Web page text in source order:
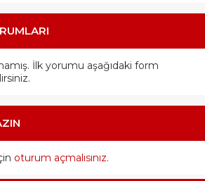
İlk yorumu aşağıdaki form
oturum açmalısınız.